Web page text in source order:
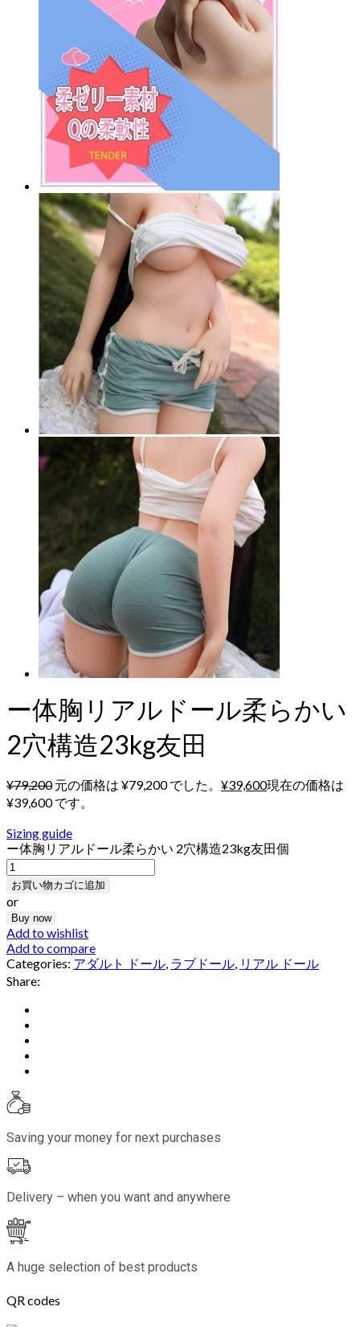
ー体胸リアルドール柔らかい
2穴構造23kg友田
¥79,200 元の価格は ¥79,200 でした。 ¥39,600現在の価格は
¥39,600 です。
Sizing guide
ー体胸リアルドール柔らかい 2穴構造23kg友田個
お買い物カゴに追加
or
Buy now
Add to wishlist
Add to compare
Categories: アダルト ドール, ラブドール, リアル ドール
Share:
Saving your money for next purchases
Delivery – when you want and anywhere
A huge selection of best products
QR codes